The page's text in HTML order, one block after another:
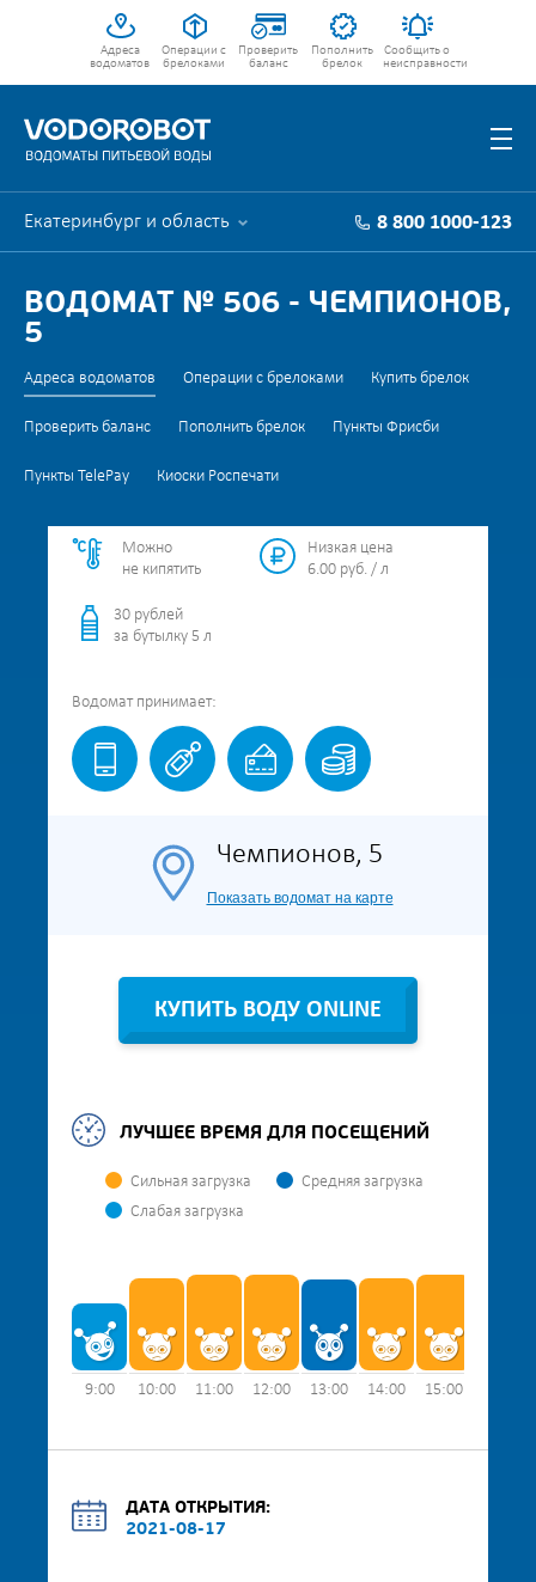
Адреса
водоматов
Операции с
брелоками
Проверить
баланс
Пополнить
брелок
Сообщить о
неисправности
Екатеринбург и область 8 800 1000-123
ВОДОМАТ № 506 - ЧЕМПИОНОВ,
5
Адреса водоматов Операции с брелоками Купить брелок
Проверить баланс Пополнить брелок Пункты Фрисби
Пункты TelePay Киоски Роспечати
Можно
не кипятить
Низкая цена
6.00 руб. / л
30 рублей
за бутылку 5 л
Водомат принимает:
Чемпионов, 5
Показать водомат на карте
КУПИТЬ ВОДУ ONLINE
ЛУЧШЕЕ ВРЕМЯ ДЛЯ ПОСЕЩЕНИЙ
Сильная загрузка
Средняя загрузка
Слабая загрузка
9:00 10:00 11:00 12:00 13:00 14:00 15:00
ДАТА ОТКРЫТИЯ:
2021-08-17